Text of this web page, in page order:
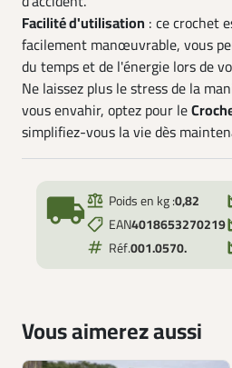
Facilité d'utilisation : ce crochet
facilement manœuvrable, vous
du temps et de l'énergie lors de
Ne laissez plus le stress de la
vous envahir, optez pour le
simplifiez-vous la vie dès
local_shipping Poids en kg :0,82
EAN4018653270219
Réf.001.0570.
Vous aimerez aussi